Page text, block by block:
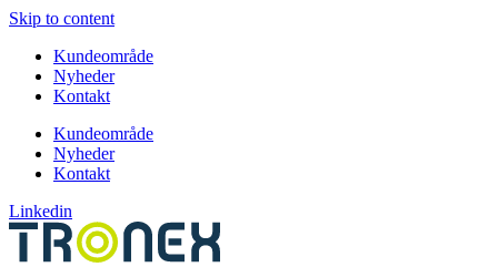
Skip to content
Kundeområde
Nyheder
Kontakt
Kundeområde
Nyheder
Kontakt
Linkedin